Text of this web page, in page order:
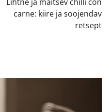
carne: kiire ja soojendav
retsept